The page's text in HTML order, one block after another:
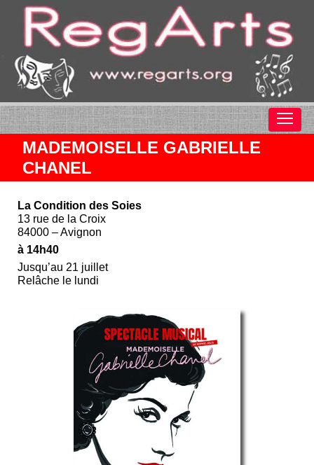
MADEMOISELLE GABRIELLE
CHANEL
La Condition des Soies
13 rue de la Croix
84000 – Avignon
à 14h40
Jusqu’au 21 juillet
Relâche le lundi